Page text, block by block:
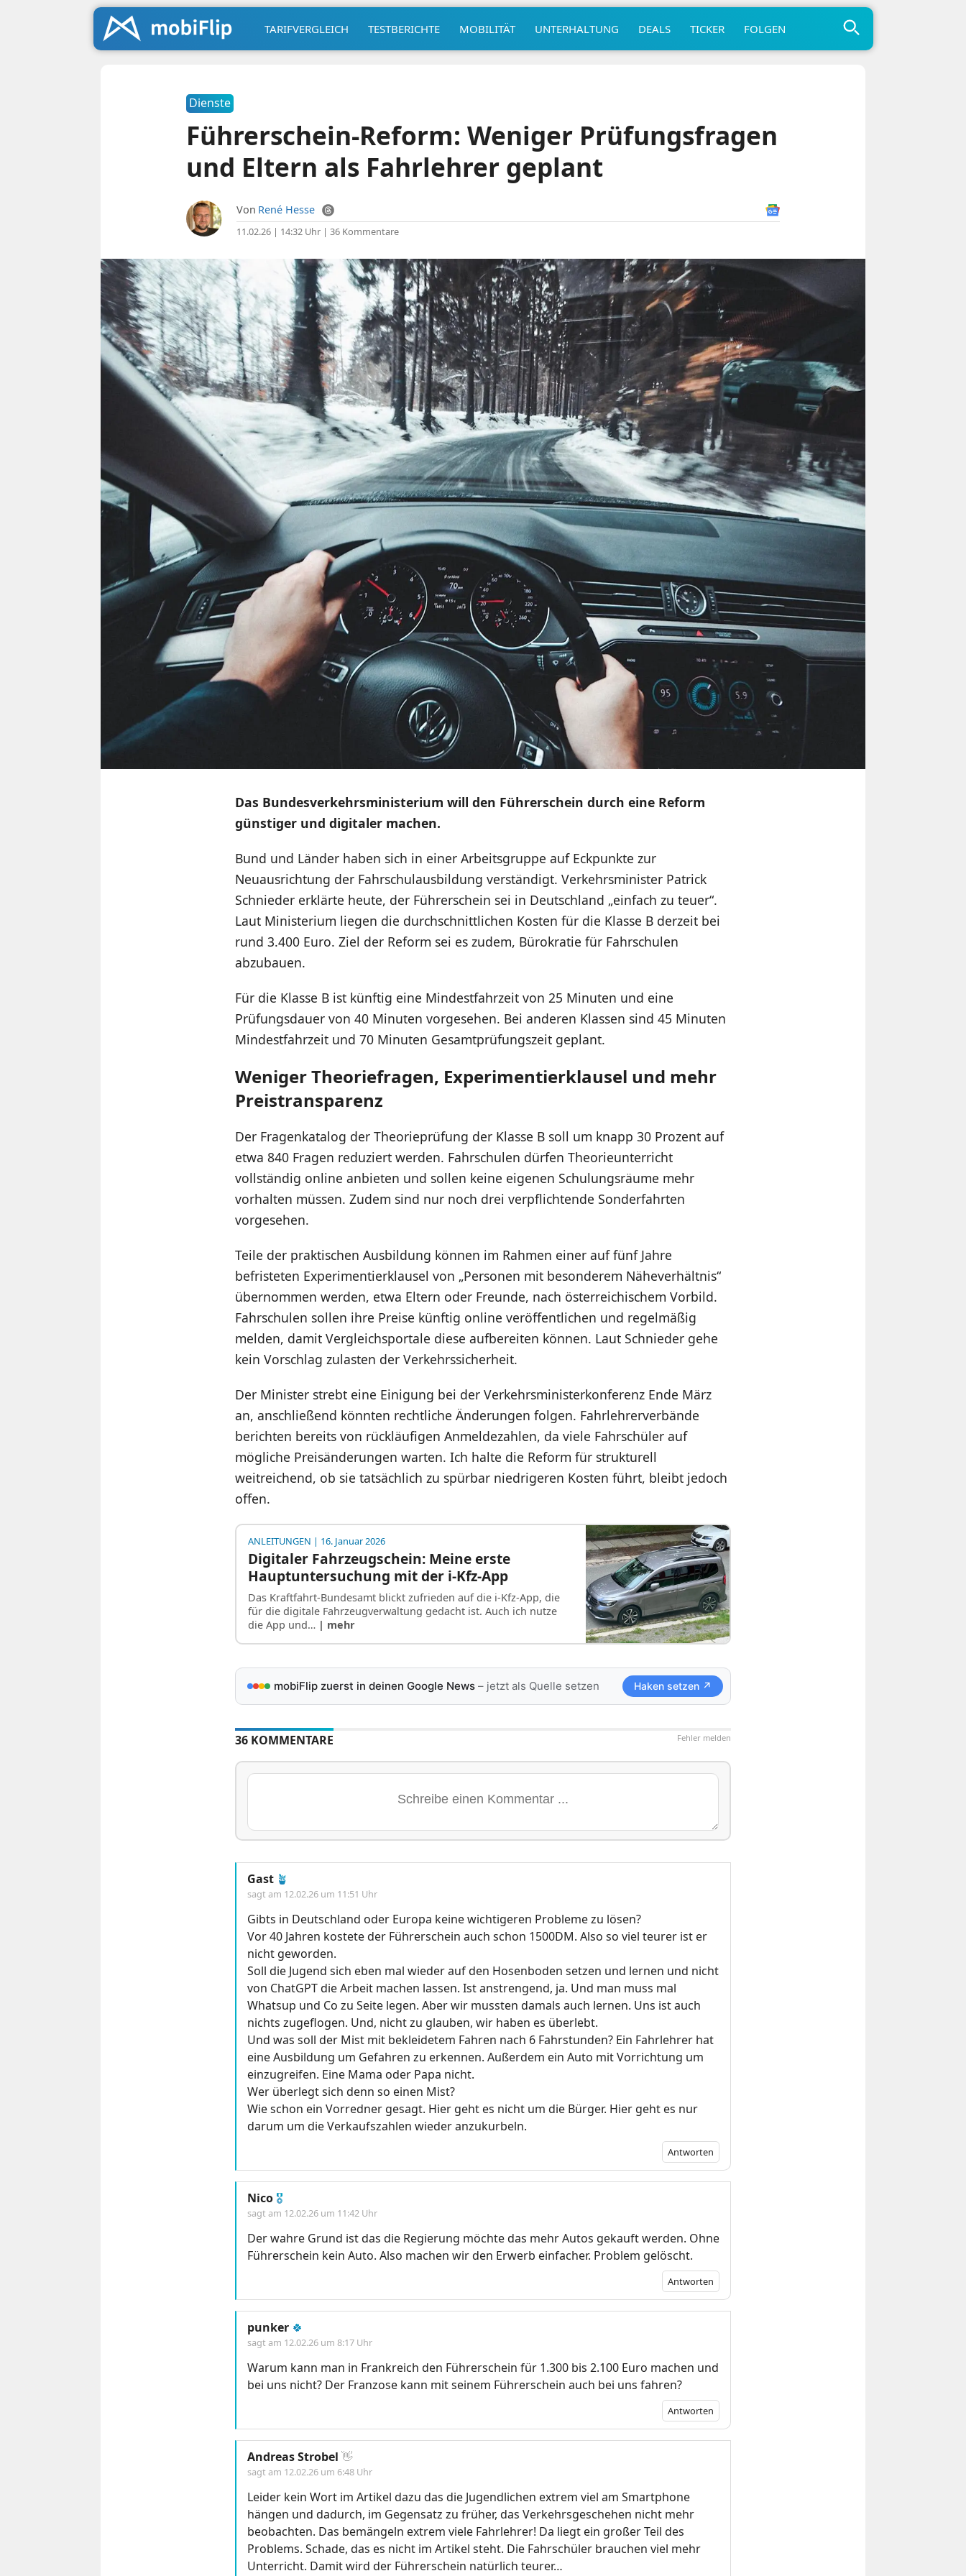
TARIFVERGLEICH TESTBERICHTE MOBILITÄT UNTERHALTUNG DEALS TICKER FOLGEN
Dienste
Führerschein-Reform: Weniger Prüfungsfragen
und Eltern als Fahrlehrer geplant
Von René Hesse
11.02.26 | 14:32 Uhr| 36 Kommentare
Das Bundesverkehrsministerium will den Führerschein durch eine Reform
günstiger und digitaler machen.
Bund und Länder haben sich in einer Arbeitsgruppe auf Eckpunkte zur
Neuausrichtung der Fahrschulausbildung verständigt. Verkehrsminister Patrick
Schnieder erklärte heute, der Führerschein sei in Deutschland „einfach zu teuer“.
Laut Ministerium liegen die durchschnittlichen Kosten für die Klasse B derzeit bei
rund 3.400 Euro. Ziel der Reform sei es zudem, Bürokratie für Fahrschulen
abzubauen.
Für die Klasse B ist künftig eine Mindestfahrzeit von 25 Minuten und eine
Prüfungsdauer von 40 Minuten vorgesehen. Bei anderen Klassen sind 45 Minuten
Mindestfahrzeit und 70 Minuten Gesamtprüfungszeit geplant.
Weniger Theoriefragen, Experimentierklausel und mehr
Preistransparenz
Der Fragenkatalog der Theorieprüfung der Klasse B soll um knapp 30 Prozent auf
etwa 840 Fragen reduziert werden. Fahrschulen dürfen Theorieunterricht
vollständig online anbieten und sollen keine eigenen Schulungsräume mehr
vorhalten müssen. Zudem sind nur noch drei verpflichtende Sonderfahrten
vorgesehen.
Teile der praktischen Ausbildung können im Rahmen einer auf fünf Jahre
befristeten Experimentierklausel von „Personen mit besonderem Näheverhältnis“
übernommen werden, etwa Eltern oder Freunde, nach österreichischem Vorbild.
Fahrschulen sollen ihre Preise künftig online veröffentlichen und regelmäßig
melden, damit Vergleichsportale diese aufbereiten können. Laut Schnieder gehe
kein Vorschlag zulasten der Verkehrssicherheit.
Der Minister strebt eine Einigung bei der Verkehrsministerkonferenz Ende März
an, anschließend könnten rechtliche Änderungen folgen. Fahrlehrerverbände
berichten bereits von rückläufigen Anmeldezahlen, da viele Fahrschüler auf
mögliche Preisänderungen warten. Ich halte die Reform für strukturell
weitreichend, ob sie tatsächlich zu spürbar niedrigeren Kosten führt, bleibt jedoch
offen.
ANLEITUNGEN | 16. Januar 2026
Digitaler Fahrzeugschein: Meine erste
Hauptuntersuchung mit der i-Kfz-App
Das Kraftfahrt-Bundesamt blickt zufrieden auf die i-Kfz-App, die
für die digitale Fahrzeugverwaltung gedacht ist. Auch ich nutze
die App und… | mehr
mobiFlip zuerst in deinen Google News– jetzt als Quelle setzen Haken setzen ↗
Fehler melden
36 KOMMENTARE
Gast 🪴
sagt am 12.02.26 um 11:51 Uhr
Gibts in Deutschland oder Europa keine wichtigeren Probleme zu lösen?
Vor 40 Jahren kostete der Führerschein auch schon 1500DM. Also so viel teurer ist er
nicht geworden.
Soll die Jugend sich eben mal wieder auf den Hosenboden setzen und lernen und nicht
von ChatGPT die Arbeit machen lassen. Ist anstrengend, ja. Und man muss mal
Whatsup und Co zu Seite legen. Aber wir mussten damals auch lernen. Uns ist auch
nichts zugeflogen. Und, nicht zu glauben, wir haben es überlebt.
Und was soll der Mist mit bekleidetem Fahren nach 6 Fahrstunden? Ein Fahrlehrer hat
eine Ausbildung um Gefahren zu erkennen. Außerdem ein Auto mit Vorrichtung um
einzugreifen. Eine Mama oder Papa nicht.
Wer überlegt sich denn so einen Mist?
Wie schon ein Vorredner gesagt. Hier geht es nicht um die Bürger. Hier geht es nur
darum um die Verkaufszahlen wieder anzukurbeln.
Antworten
Nico 🎖
sagt am 12.02.26 um 11:42 Uhr
Der wahre Grund ist das die Regierung möchte das mehr Autos gekauft werden. Ohne
Führerschein kein Auto. Also machen wir den Erwerb einfacher. Problem gelöscht.
Antworten
punker 🍀
sagt am 12.02.26 um 8:17 Uhr
Warum kann man in Frankreich den Führerschein für 1.300 bis 2.100 Euro machen und
bei uns nicht? Der Franzose kann mit seinem Führerschein auch bei uns fahren?
Antworten
Andreas Strobel 👋
sagt am 12.02.26 um 6:48 Uhr
Leider kein Wort im Artikel dazu das die Jugendlichen extrem viel am Smartphone
hängen und dadurch, im Gegensatz zu früher, das Verkehrsgeschehen nicht mehr
beobachten. Das bemängeln extrem viele Fahrlehrer! Da liegt ein großer Teil des
Problems. Schade, das es nicht im Artikel steht. Die Fahrschüler brauchen viel mehr
Unterricht. Damit wird der Führerschein natürlich teurer…